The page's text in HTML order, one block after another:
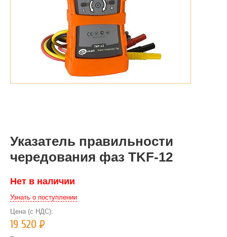
Указатель правильности
чередования фаз TKF-12
Нет в наличии
Узнать о поступлении
Цена (с НДС):
19 520Р